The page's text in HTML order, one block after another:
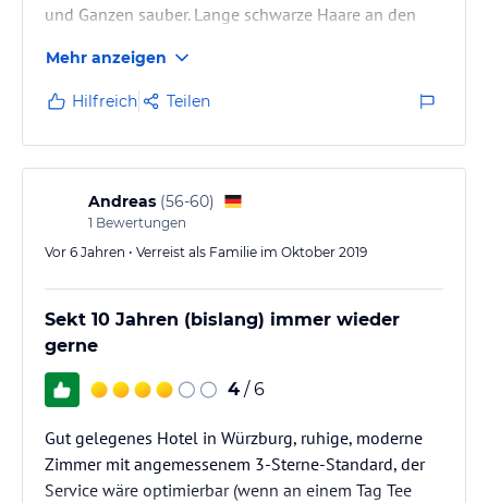
und Ganzen sauber. Lange schwarze Haare an den
Unterer Bereich der Badtür aufgequollen und
beschädigt. Hotel sehr stark abgewohnt. Ein paar
Pinselstriche würden schon helfen um das Hotel
etwas aufzuhübschen. Schätzungsweise liegen die
letzten Renovierungsmaßnahmen schon mehrere
Jahrzehnte zurück.
Mehr anzeigen
Hilfreich Teilen
Andreas (56-60)
1 Bewertungen
Vor 6 Jahren • Verreist als Familie im Oktober 2019
Sekt 10 Jahren (bislang) immer wieder
gerne
4 / 6
Gut gelegenes Hotel in Würzburg, ruhige, moderne
Zimmer mit angemessenem 3-Sterne-Standard, der
Service wäre optimierbar (wenn an einem Tag Tee